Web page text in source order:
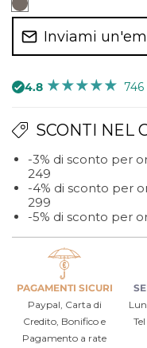
Fango
Inviami
4.8
SCONTI NEL
-3% di sconto per
249
-4% di sconto per
299
-5% di sconto per
PAGAMENTI SICURI
Paypal, Carta di
Credito, Bonifico e
Pagamento a rate